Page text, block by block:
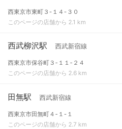
西東京市東町３-１４-３０
このページの店舗から 2.1 km
西武柳沢駅 西武新宿線
西東京市保谷町３-１１-２４
このページの店舗から 2.6 km
田無駅 西武新宿線
西東京市田無町４-１-１
このページの店舗から 2.7 km